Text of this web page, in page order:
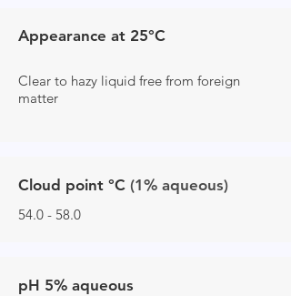
Appearance at 25°C
Clear to hazy liquid free from foreign
matter
Cloud point °C (1% aqueous)
54.0 - 58.0
pH 5% aqueous